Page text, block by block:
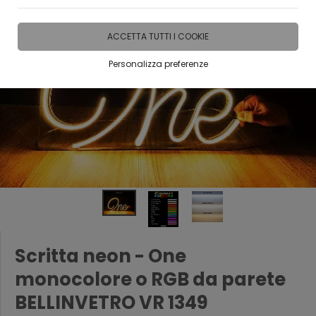
ACCETTA TUTTI I COOKIE
Personalizza preferenze
Scritta neon - One
monocolore o RGB da parete
BELLINVETRO VR 1349